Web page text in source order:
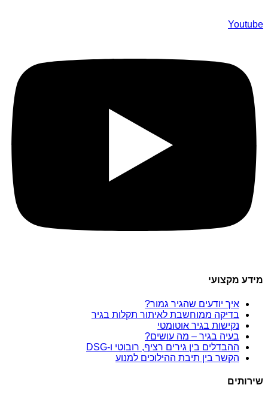
Youtube
מידע מקצועי
איך יודעים שהגיר גמור?
בדיקה ממוחשבת לאיתור תקלות בגיר
נקישות בגיר אוטומטי
בעיה בגיר – מה עושים?
ההבדלים בין גירים רציף, רובוטי ו-DSG
הקשר בין תיבת ההילוכים למנוע
שירותים